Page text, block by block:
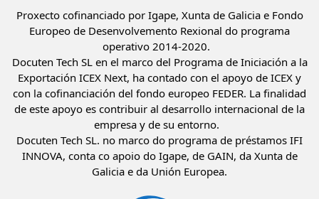
Proxecto cofinanciado por Igape, Xunta de Galicia e Fondo
Europeo de Desenvolvemento Rexional do programa
operativo 2014-2020.
Docuten Tech SL en el marco del Programa de Iniciación a la
Exportación ICEX Next, ha contado con el apoyo de ICEX y
con la cofinanciación del fondo europeo FEDER. La finalidad
de este apoyo es contribuir al desarrollo internacional de la
empresa y de su entorno.
Docuten Tech SL. no marco do programa de préstamos IFI
INNOVA, conta co apoio do Igape, de GAIN, da Xunta de
Galicia e da Unión Europea.